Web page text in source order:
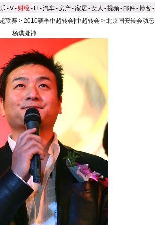
-V- 财经- IT-汽车- 房产-家居-女人 -视频-邮件-博客-
联赛 > 2010赛季中超转会|中超转会 > 北京国安转会动态
杨璞凝神